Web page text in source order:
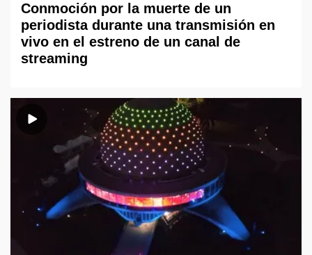
Conmoción por la muerte de un
periodista durante una transmisión en
vivo en el estreno de un canal de
streaming